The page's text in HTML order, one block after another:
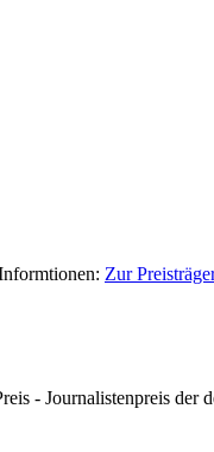
Zur
- Journalistenpreis der